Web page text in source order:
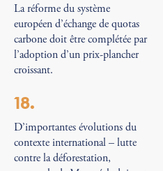
La réforme du système
européen d’échange de quotas
carbone doit être complétée par
l’adoption d’un prix-plancher
croissant.
18.
D’importantes évolutions du
contexte international – lutte
contre la déforestation,